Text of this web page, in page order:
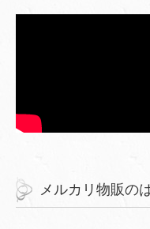
メルカリ物販の